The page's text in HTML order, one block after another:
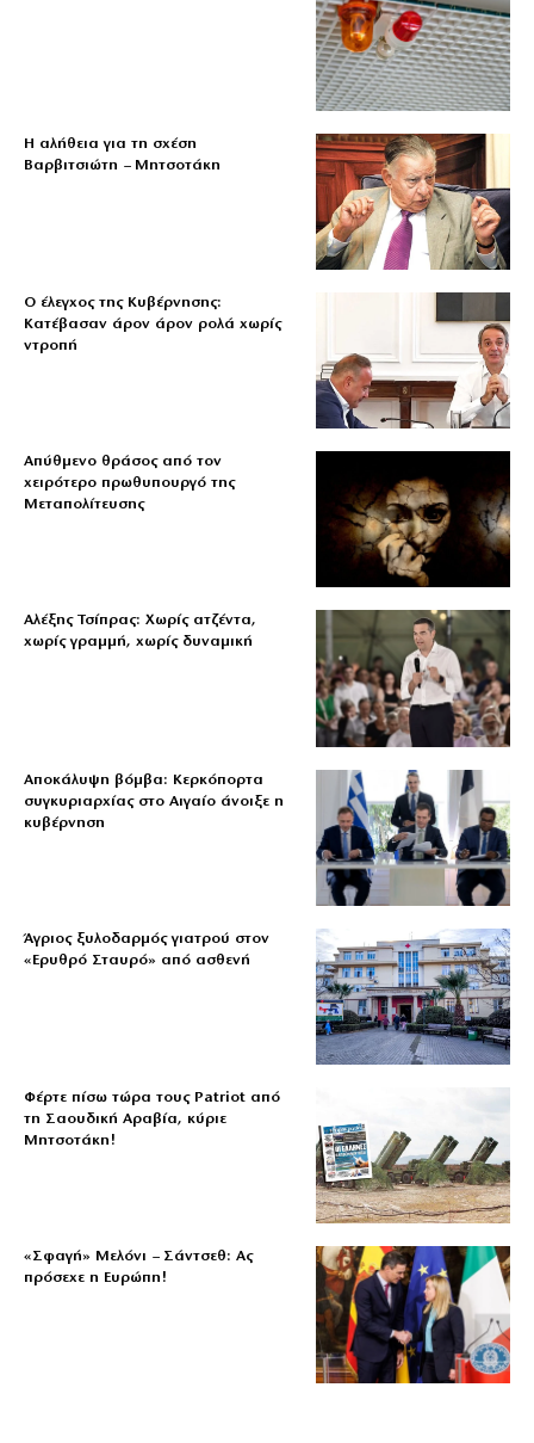
Η αλήθεια για τη σχέση
Βαρβιτσιώτη – Μητσοτάκη
Ο έλεγχος της Κυβέρνησης:
Κατέβασαν άρον άρον ρολά χωρίς
ντροπή
Απύθμενο θράσος από τον
χειρότερο πρωθυπουργό της
Μεταπολίτευσης
Αλέξης Τσίπρας: Χωρίς ατζέντα,
χωρίς γραμμή, χωρίς δυναμική
Αποκάλυψη βόμβα: Κερκόπορτα
συγκυριαρχίας στο Αιγαίο άνοιξε η
κυβέρνηση
Άγριος ξυλοδαρμός γιατρού στον
«Ερυθρό Σταυρό» από ασθενή
Φέρτε πίσω τώρα τους Patriot από
τη Σαουδική Αραβία, κύριε
Μητσοτάκη!
«Σφαγή» Μελόνι – Σάντσεθ: Ας
πρόσεχε η Ευρώπη!